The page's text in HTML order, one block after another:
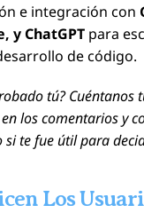
e integración con
y ChatGPT para
de código.
tú? Cuéntanos
los comentarios y
si te fue útil para
Los